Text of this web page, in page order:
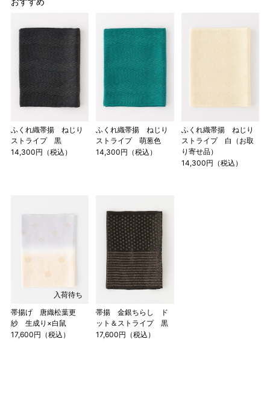
ふくれ織帯揚 ねじり
ストライプ 黒
14,300円（税込）
ふくれ織帯揚 ねじり
ストライプ 萌葱色
14,300円（税込）
ふくれ織帯揚 ねじり
ストライプ 白（お取
り寄せ品）
14,300円（税込）
入荷待ち
帯揚げ 唐織松葉更
紗 生成り×白鼠
17,600円（税込）
帯揚 金銀ちらし ド
ット＆ストライプ 黒
17,600円（税込）